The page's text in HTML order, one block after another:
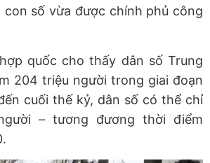
con số vừa được chính phủ công
quốc cho thấy dân số Trung
204 triệu người trong giai đoạn
cuối thế kỷ, dân số có thể chỉ
– tương đương thời điểm